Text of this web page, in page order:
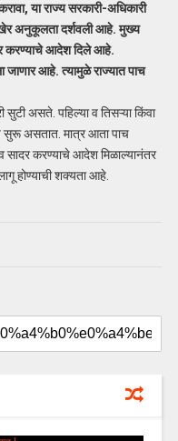
या राज्य सरकारी-अधिकारी
अनुकूलता दर्शवली आहे. मुख्य
करण्याचे आदेश दिले आहे.
जाणार आहे. त्यामुळे राज्यात पाच
सुटी असते. पहिल्या व तिसऱ्या किंवा
सुरू असतात. मात्र आता पाच
सादर करण्याचे आदेश मिळाल्यानंतर
होण्याची शक्यता आहे.